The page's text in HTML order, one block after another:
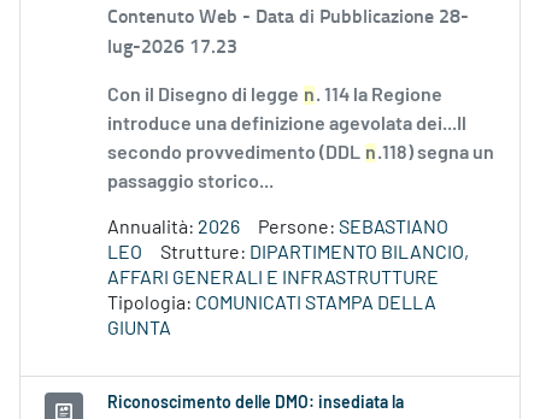
Contenuto Web - Data di Pubblicazione 28-
lug-2026 17.23
Con il Disegno di legge n. 114 la Regione
introduce una definizione agevolata dei...Il
secondo provvedimento (DDL n.118) segna un
passaggio storico...
Annualità: 2026 Persone: SEBASTIANO
LEO
Strutture: DIPARTIMENTO BILANCIO,
AFFARI GENERALI E INFRASTRUTTURE
Tipologia: COMUNICATI STAMPA DELLA
GIUNTA
Riconoscimento delle DMO: insediata la